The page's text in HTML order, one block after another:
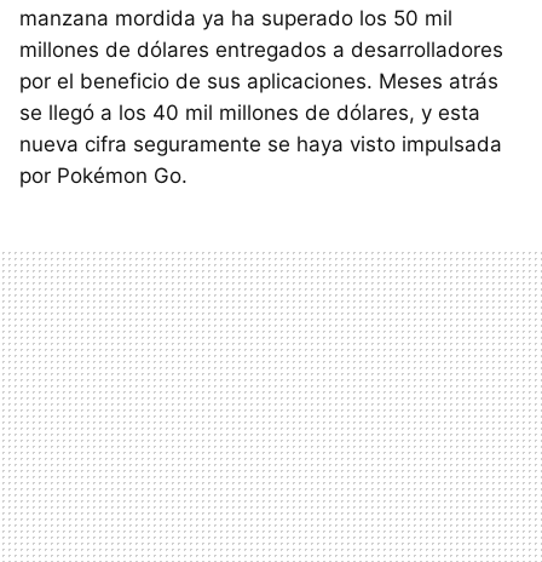
manzana mordida ya ha superado los 50 mil
millones de dólares entregados a desarrolladores
por el beneficio de sus aplicaciones. Meses atrás
se llegó a los 40 mil millones de dólares, y esta
nueva cifra seguramente se haya visto impulsada
por Pokémon Go.